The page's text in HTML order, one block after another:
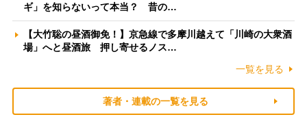
ギ」を知らないって本当？ 昔の…
【大竹聡の昼酒御免！】京急線で多摩川越えて「川崎の大衆酒
場」へと昼酒旅 押し寄せるノス…
一覧を見る
著者・連載の一覧を見る